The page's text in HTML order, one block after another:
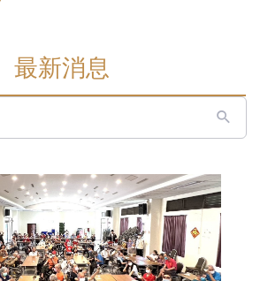
最新消息